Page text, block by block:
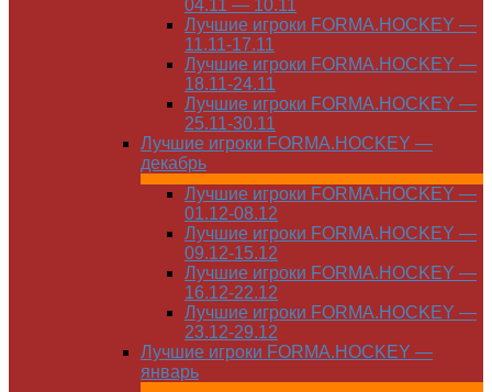
04.11 — 10.11
Лучшие игроки FORMA.HOCKEY —
11.11-17.11
Лучшие игроки FORMA.HOCKEY —
18.11-24.11
Лучшие игроки FORMA.HOCKEY —
25.11-30.11
Лучшие игроки FORMA.HOCKEY —
декабрь
Лучшие игроки FORMA.HOCKEY —
01.12-08.12
Лучшие игроки FORMA.HOCKEY —
09.12-15.12
Лучшие игроки FORMA.HOCKEY —
16.12-22.12
Лучшие игроки FORMA.HOCKEY —
23.12-29.12
Лучшие игроки FORMA.HOCKEY —
январь